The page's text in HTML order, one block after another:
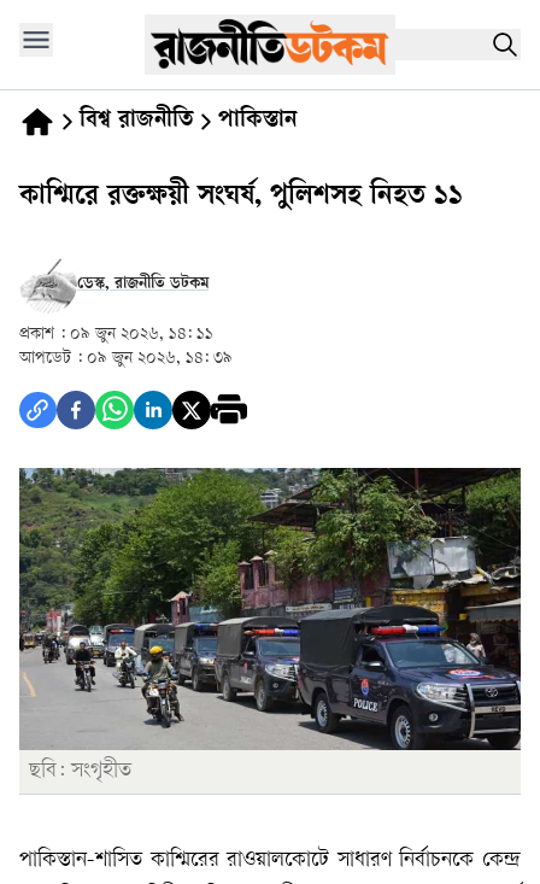
বিশ্ব রাজনীতি পাকিস্তান
কাশ্মিরে রক্তক্ষয়ী সংঘর্ষ, পুলিশসহ নিহত ১১
ডেস্ক, রাজনীতি ডটকম
প্রকাশ : ০৯ জুন ২০২৬, ১৪: ১১
আপডেট : ০৯ জুন ২০২৬, ১৪: ৩৯
ছবি: সংগৃহীত
পাকিস্তান-শাসিত কাশ্মিরের রাওয়ালকোটে সাধারণ নির্বাচনকে কেন্দ্র